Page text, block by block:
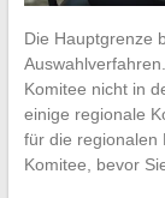
Die Hauptgrenze
Komitee nicht in
einige regionale
für die regionalen
Komitee, bevor